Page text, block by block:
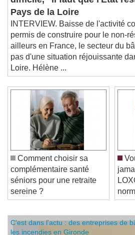
difficile, "il faut que l'État
Pays de la Loire
INTERVIEW. Baisse de l'activité
permis de construire pour le non-
ailleurs en France, le secteur du
pas d'une situation réjouissante
Loire. Hélène ...
Comment choisir sa
complémentaire santé
séniors pour une retraite
sereine ?
C'est dans l'actu : des entreprises de